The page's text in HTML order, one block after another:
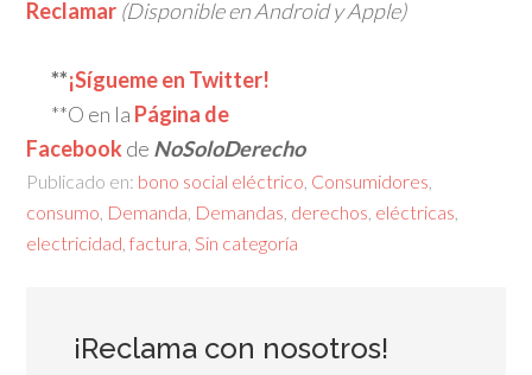
Reclamar (Disponible en Android y Apple)
**¡Sígueme en Twitter!
**O en la Página de
Facebook de NoSoloDerecho
Publicado en: bono social eléctrico Consumidores
consumo Demanda Demandas derechos eléctricas
electricidad ,factura ,Sin categoría
¡Reclama con nosotros!